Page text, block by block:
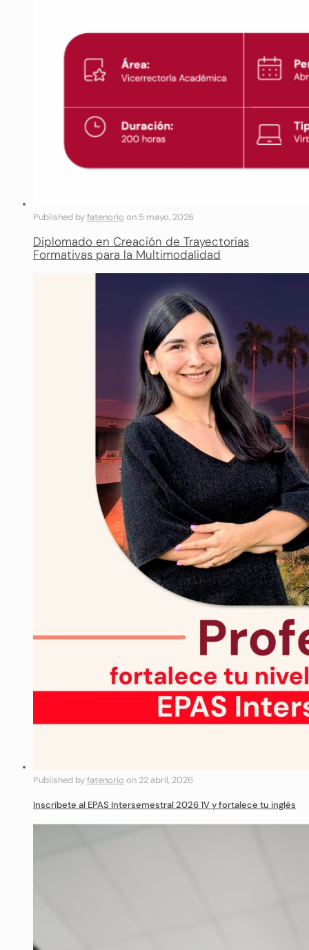
Published byfatenorio on 5 mayo, 2026
Diplomado en Creación de Trayectorias
Formativas para la Multimodalidad
Published byfatenorio on 22 abril, 2026
Inscríbete al EPAS Intersemestral 2026 1V y fortalece tu inglés